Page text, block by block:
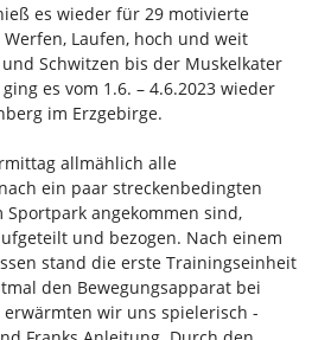
es wieder für 29 motivierte
Laufen, hoch und weit
Schwitzen bis der Muskelkater
es vom 1.6. – 4.6.2023 wieder
im Erzgebirge.
allmählich alle
ein paar streckenbedingten
angekommen sind,
und bezogen. Nach einem
stand die erste Trainingseinheit
den Bewegungsapparat bei
wir uns spielerisch -